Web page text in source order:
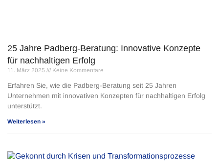
25 Jahre Padberg-Beratung: Innovative Konzepte
für nachhaltigen Erfolg
11. März 2025 Keine Kommentare
Erfahren Sie, wie die Padberg-Beratung seit 25 Jahren
Unternehmen mit innovativen Konzepten für nachhaltigen Erfolg
unterstützt.
Weiterlesen »